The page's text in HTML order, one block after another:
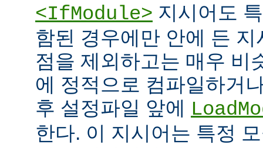
<IfModule> 지시어도
함된 경우에만 안에 든
점을 제외하고는 매우 비
에 정적으로 컴파일하거
후 설정파일 앞에
한다. 이 지시어는 특정